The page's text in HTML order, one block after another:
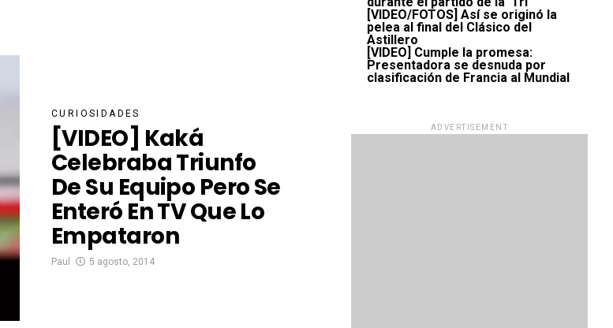
CURIOSIDADES
[VIDEO] Kaká
Celebraba Triunfo
De Su Equipo Pero Se
Enteró En TV Que Lo
Empataron
Paul 5 agosto, 2014
[VIDEO/FOTOS] Así se originó la
pelea al final del Clásico del
Astillero
[VIDEO] Cumple la promesa:
Presentadora se desnuda por
clasificación de Francia al Mundial
ADVERTISEMENT